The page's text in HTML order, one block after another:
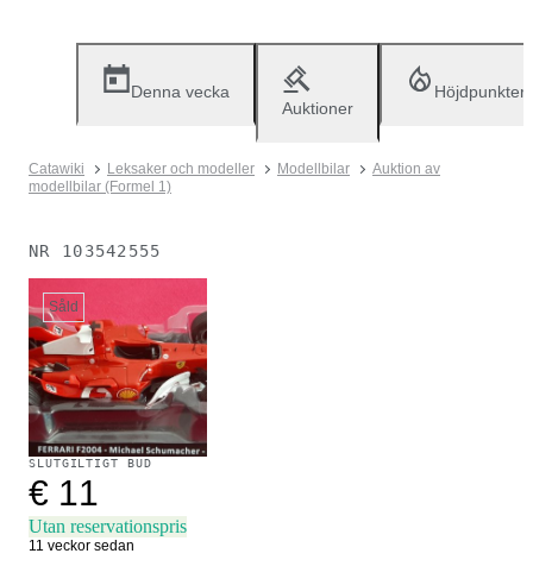
Denna vecka
Auktioner
Höjdpunkter
Catawiki Leksaker och modeller Modellbilar
Auktion av
modellbilar (Formel 1)
NR 103542555
Såld
SLUTGILTIGT BUD
€ 11
Utan reservationspris
11 veckor sedan